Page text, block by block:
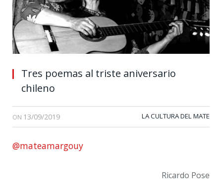
Tres poemas al triste aniversario
chileno
ON 13/09/2019 LA CULTURA DEL MATE
@mateamargouy
Ricardo Pose